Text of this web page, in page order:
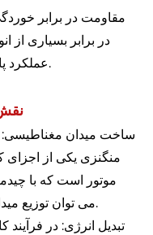
مقاومت در برابر
در برابر بسیاری از
عملکرد پایدار را در محیط های سخت حفظ کند.
ساخت میدان مغناطیسی:
منگنزی یکی از اجزای
موتور است که با
می توان توزیع میدان مغناطیسی مورد نیاز را تشکیل داد.
تبدیل انرژی: در